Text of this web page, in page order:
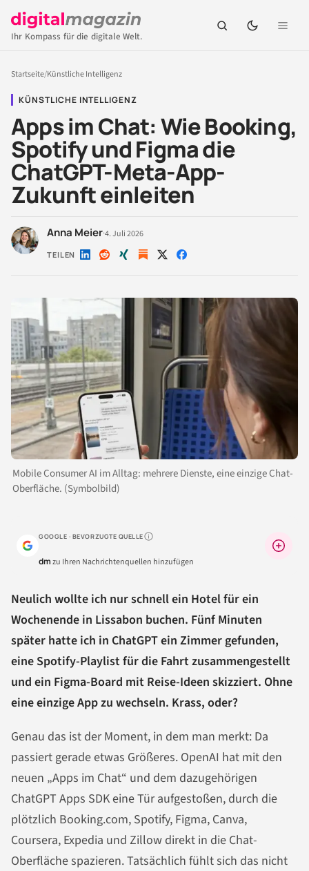
Ihr Kompass für die digitale Welt.
Startseite/Künstliche Intelligenz
KÜNSTLICHE INTELLIGENZ
Apps im Chat: Wie Booking,
Spotify und Figma die
ChatGPT-Meta-App-
Zukunft einleiten
Anna Meier·4. Juli 2026
TEILEN Auf Auf Auf Auf Auf
Mobile Consumer AI im Alltag: mehrere Dienste, eine einzige Chat-
Oberfläche. (Symbolbild)
GOOGLE · BEVORZUGTE QUELLEWarum lohnt sich das?
dmzu Ihren Nachrichtenquellen hinzufügen
Neulich wollte ich nur schnell ein Hotel für ein
Wochenende in Lissabon buchen. Fünf Minuten
später hatte ich in ChatGPT ein Zimmer gefunden,
eine Spotify-Playlist für die Fahrt zusammengestellt
und ein Figma-Board mit Reise-Ideen skizziert. Ohne
eine einzige App zu wechseln. Krass, oder?
Genau das ist der Moment, in dem man merkt: Da
passiert gerade etwas Größeres. OpenAI hat mit den
neuen „Apps im Chat“ und dem dazugehörigen
ChatGPT Apps SDK eine Tür aufgestoßen, durch die
plötzlich Booking.com, Spotify, Figma, Canva,
Coursera, Expedia und Zillow direkt in die Chat-
Oberfläche spazieren. Tatsächlich fühlt sich das nicht